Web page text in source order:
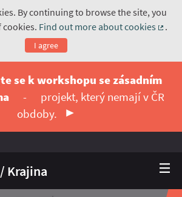
By continuing to browse the site, you
cookies. Find out more about cookies
.
I agree
se k workshopu se zásadním
-
projekt, který nemají v ČR
obdoby.
Krajina